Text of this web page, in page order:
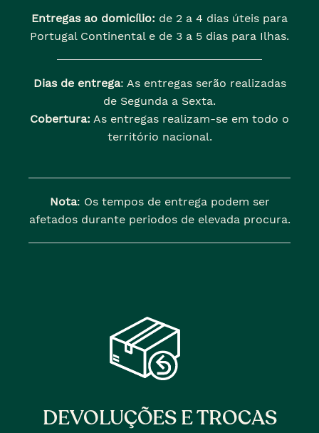
Entregas ao domicílio: de 2 a 4 dias úteis para
Portugal Continental e de 3 a 5 dias para Ilhas.
Dias de entrega: As entregas serão realizadas
de Segunda a Sexta.
Cobertura: As entregas realizam-se em todo o
território nacional.
Nota: Os tempos de entrega podem ser
afetados durante periodos de elevada procura.
DEVOLUÇÕES E TROCAS